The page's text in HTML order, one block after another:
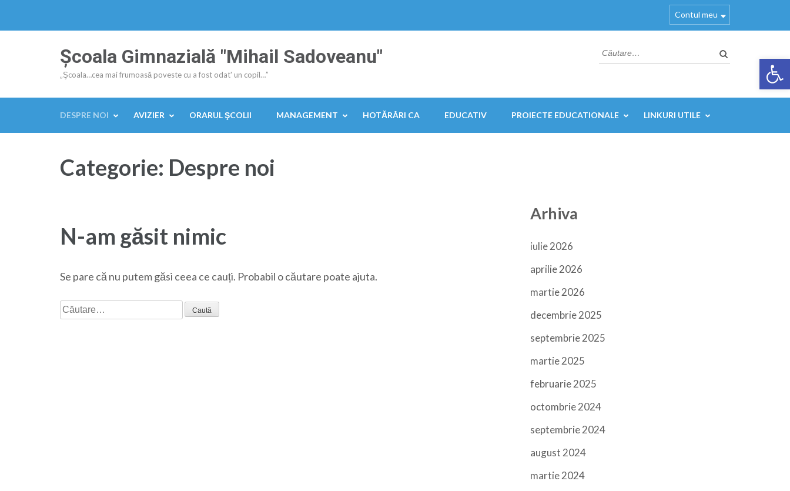
Deschide
Contul meu
Şcoala Gimnazială "Mihail Sadoveanu"
„Şcoala…cea mai frumoasă poveste cu a fost odat' un copil…”
Caută
după:
DESPRE NOI AVIZIER ORARUL ŞCOLII MANAGEMENT HOTĂRÂRI CA EDUCATIV PROIECTE EDUCATIONALE LINKURI UTILE
Categorie: Despre noi
N-am găsit nimic
Se pare că nu putem găsi ceea ce cauți. Probabil o căutare poate ajuta.
Caută
după:
Arhiva
iulie 2026
aprilie 2026
martie 2026
decembrie 2025
septembrie 2025
martie 2025
februarie 2025
octombrie 2024
septembrie 2024
august 2024
martie 2024